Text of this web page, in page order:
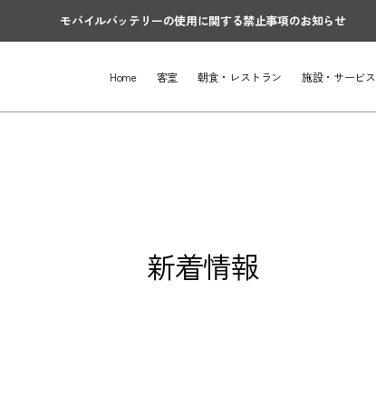
モバイルバッテリーの使用に関する禁止事項のお知らせ
Home 客室 朝食・レストラン 施設・サービス
新着情報